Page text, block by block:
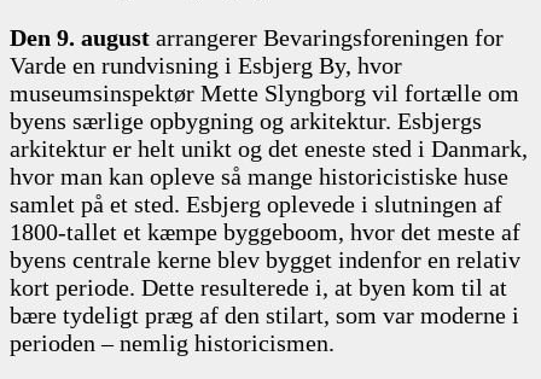
Den 9. august arrangerer Bevaringsforeningen for
Varde en rundvisning i Esbjerg By, hvor
museumsinspektør Mette Slyngborg vil fortælle om
byens særlige opbygning og arkitektur. Esbjergs
arkitektur er helt unikt og det eneste sted i Danmark,
hvor man kan opleve så mange historicistiske huse
samlet på et sted. Esbjerg oplevede i slutningen af
1800-tallet et kæmpe byggeboom, hvor det meste af
byens centrale kerne blev bygget indenfor en relativ
kort periode. Dette resulterede i, at byen kom til at
bære tydeligt præg af den stilart, som var moderne i
perioden – nemlig historicismen.